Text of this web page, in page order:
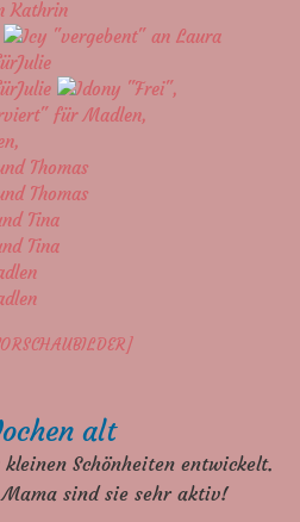
alt
Schönheiten entwickelt.
sind sie sehr aktiv!